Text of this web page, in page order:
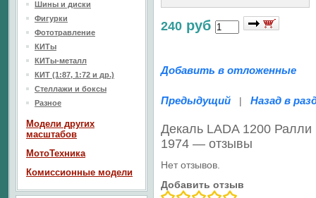
240 руб
Добавить в отложенные
Предыдущий | Назад в
Декаль LADA 1200 Ралли
1974 — отзывы
Нет отзывов.
Добавить отзыв
Шины и диски
Фигурки
Фототравление
КИТы
КИТы-металл
КИТ (1:87, 1:72 и др.)
Стеллажи и боксы
Разное
Модели других
масштабов
МотоТехника
Комиссионные модели